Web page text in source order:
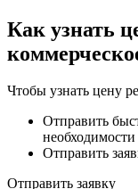
Как узнать
Чтобы узнать цену
Отправить
Отправить
Отправить заявку